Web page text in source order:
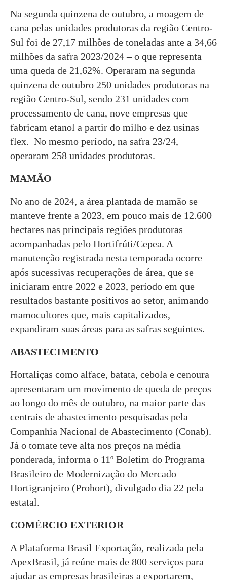
Na segunda quinzena de outubro, a moagem de
cana pelas unidades produtoras da região Centro-
Sul foi de 27,17 milhões de toneladas ante a 34,66
milhões da safra 2023/2024 – o que representa
uma queda de 21,62%. Operaram na segunda
quinzena de outubro 250 unidades produtoras na
região Centro-Sul, sendo 231 unidades com
processamento de cana, nove empresas que
fabricam etanol a partir do milho e dez usinas
flex. No mesmo período, na safra 23/24,
operaram 258 unidades produtoras.
MAMÃO
No ano de 2024, a área plantada de mamão se
manteve frente a 2023, em pouco mais de 12.600
hectares nas principais regiões produtoras
acompanhadas pelo Hortifrúti/Cepea. A
manutenção registrada nesta temporada ocorre
após sucessivas recuperações de área, que se
iniciaram entre 2022 e 2023, período em que
resultados bastante positivos ao setor, animando
mamocultores que, mais capitalizados,
expandiram suas áreas para as safras seguintes.
ABASTECIMENTO
Hortaliças como alface, batata, cebola e cenoura
apresentaram um movimento de queda de preços
ao longo do mês de outubro, na maior parte das
centrais de abastecimento pesquisadas pela
Companhia Nacional de Abastecimento (Conab).
Já o tomate teve alta nos preços na média
ponderada, informa o 11º Boletim do Programa
Brasileiro de Modernização do Mercado
Hortigranjeiro (Prohort), divulgado dia 22 pela
estatal.
COMÉRCIO EXTERIOR
A Plataforma Brasil Exportação, realizada pela
ApexBrasil, já reúne mais de 800 serviços para
ajudar as empresas brasileiras a exportarem,